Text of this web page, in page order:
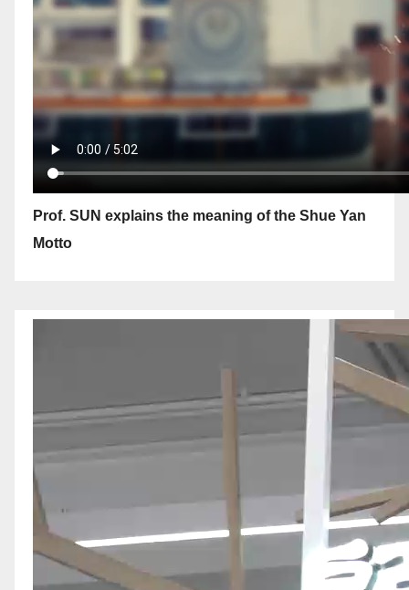
Prof. SUN explains the meaning of the Shue Yan
Motto